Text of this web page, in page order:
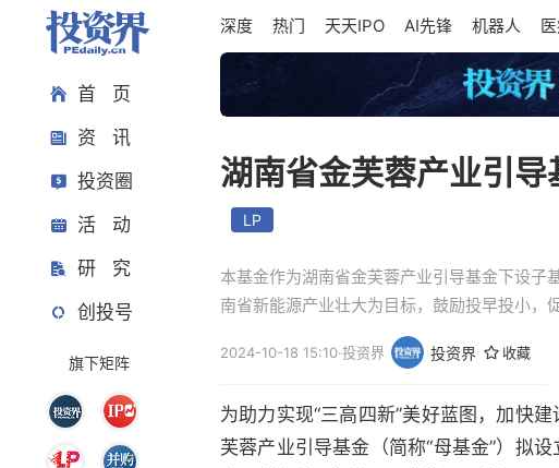
首 页
资 讯
投资圈
活 动
研 究
创投号
旗下矩阵
深度 热门 天天IPO AI先锋 机器人
湖南省金芙蓉产业引
LP
本基金作为湖南省金芙蓉产业引导基金下设子
南省新能源产业壮大为目标，鼓励投早投小，
2024-10-18 15:10·投资界 投资界 收藏
为助力实现“三高四新”美好蓝图，加快
芙蓉产业引导基金（简称“母基金”）拟